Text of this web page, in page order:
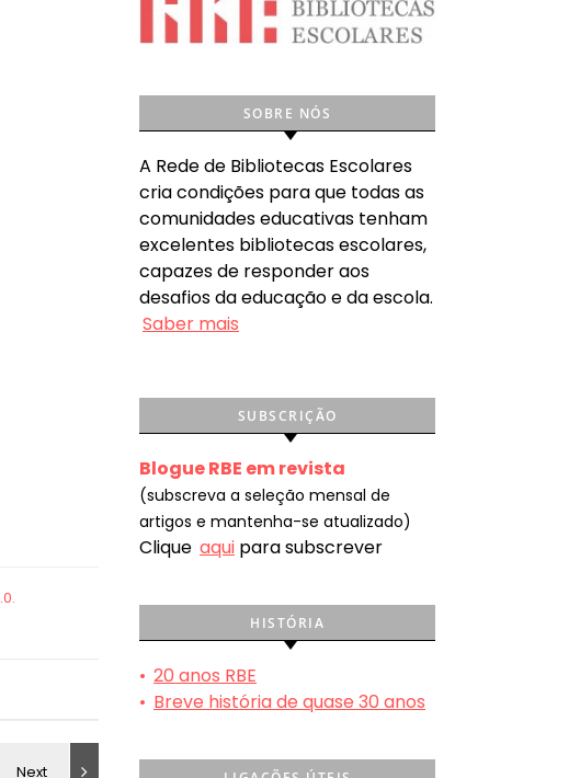
SOBRE NÓS
A Rede de Bibliotecas Escolares
cria condições para que todas as
comunidades educativas tenham
excelentes bibliotecas escolares,
capazes de responder aos
desafios da educação e da escola.
Saber mais
SUBSCRIÇÃO
Blogue RBE em revista
(subscreva a seleção mensal de
artigos e mantenha-se atualizado)
Clique aqui para subscrever
HISTÓRIA
• 20 anos RBE
• Breve história de quase 30 anos